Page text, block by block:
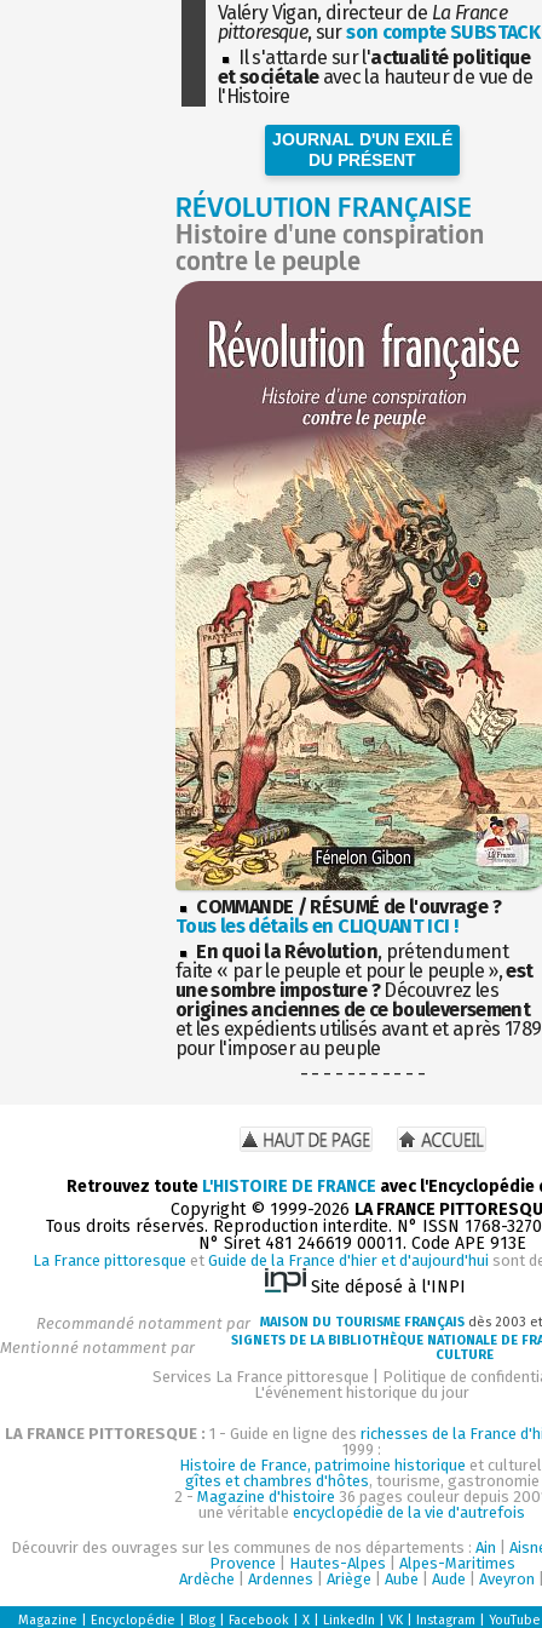
Valéry Vigan, directeur de La France
pittoresque, surson compte SUBSTACK
Il s'attarde sur l'actualité politique
et sociétaleavec la hauteur de vue de
l'Histoire
JOURNAL D'UN EXILÉ
DU PRÉSENT
RÉVOLUTION FRANÇAISE
Histoire d'une conspiration
contre le peuple
COMMANDE / RÉSUMÉ de l'ouvrage ?
Tous les détails en CLIQUANT ICI !
En quoi la Révolution, prétendument
faite « par le peuple et pour le peuple »,est
une sombre imposture ?Découvrez les
origines anciennes de ce bouleversement
et les expédients utilisés avant et après 1789
pour l'imposer au peuple
- - - - - - - - - - -
Retrouvez toute L'HISTOIRE DE FRANCE avec
Copyright © 1999-2026 LA FRANCE
Tous droits réservés. Reproduction interdite. N° ISSN 1768-
N° Siret 481 246619 00011. Code APE 913E
La France pittoresque et Guide de la France d'hier et d'aujourd'hui sont
Site déposé à l'INPI
Recommandé notamment par MAISON DU TOURISME FRANÇAIS dès 2003
Mentionné notamment par
SIGNETS DE LA BIBLIOTHÈQUE NATIONALE DE
CULTURE
Services La France pittoresque
Politique de
L'événement historique du jour
LA FRANCE PITTORESQUE : 1 - Guide en ligne des richesses de la France
1999 :
Histoire de France, patrimoine historique et
gîtes et chambres d'hôtes, tourisme, gastronomie
2 - Magazine d'histoire 36 pages couleur depuis
une véritableencyclopédie de la vie d'autrefois
Découvrir des ouvrages sur les communes de nos départements :Ain |
Provence
Hautes-Alpes
Alpes-Maritimes
Ardèche |Ardennes |Ariège |Aube |Aude |Aveyron
Magazine |Encyclopédie |Blog |Facebook |X |LinkedIn |VK |Instagram |YouTube